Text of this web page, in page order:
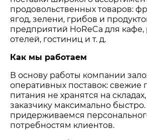
продовольственных товаров:
ягод, зелени, грибов и
предприятий HoReCa для кафе,
отелей, гостиниц и т. д.
Как мы работаем
В основу работы компании
оперативных поставок: свежие
питания не хранятся на
заказчику максимально
придерживаемся
потребностям клиентов.